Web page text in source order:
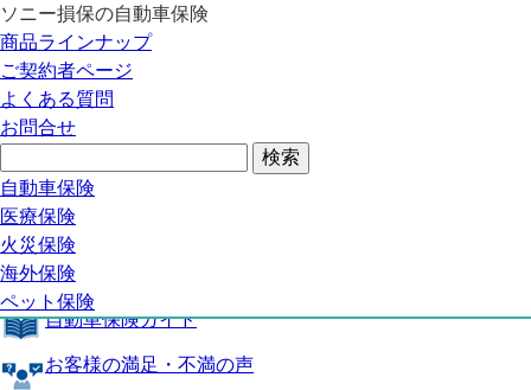
ソニー損保の自動車保険
商品ラインナップ
ご契約者ページ
よくある質問
お問合せ
自動車保険
医療保険
火災保険
海外保険
ペット保険
自動車保険トップ
商品の特長
補償内容
自動車保険ガイド
お客様の満足・不満の声
自動車保険トップ
商品の特長
補償内容
自動車保険ガイド
お客様の満足・不満の声